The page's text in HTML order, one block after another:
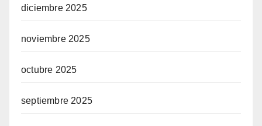
diciembre 2025
noviembre 2025
octubre 2025
septiembre 2025